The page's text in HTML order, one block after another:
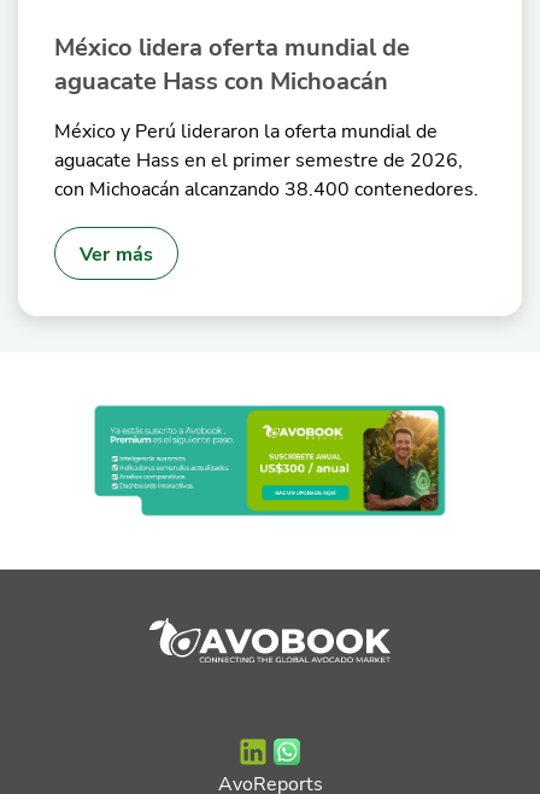
México lidera oferta mundial de
aguacate Hass con Michoacán
México y Perú lideraron la oferta mundial de
aguacate Hass en el primer semestre de 2026,
con Michoacán alcanzando 38.400 contenedores.
Ver más
AvoReports